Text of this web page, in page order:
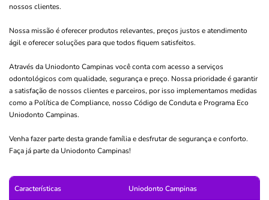
nossos clientes.
Nossa missão é oferecer produtos relevantes, preços justos e atendimento
ágil e oferecer soluções para que todos fiquem satisfeitos.
Através da Uniodonto Campinas você conta com acesso a serviços
odontológicos com qualidade, segurança e preço. Nossa prioridade é garantir
a satisfação de nossos clientes e parceiros, por isso implementamos medidas
como a Política de Compliance, nosso Código de Conduta e Programa Eco
Uniodonto Campinas.
Venha fazer parte desta grande família e desfrutar de segurança e conforto.
Faça já parte da Uniodonto Campinas!
Características Uniodonto Campinas